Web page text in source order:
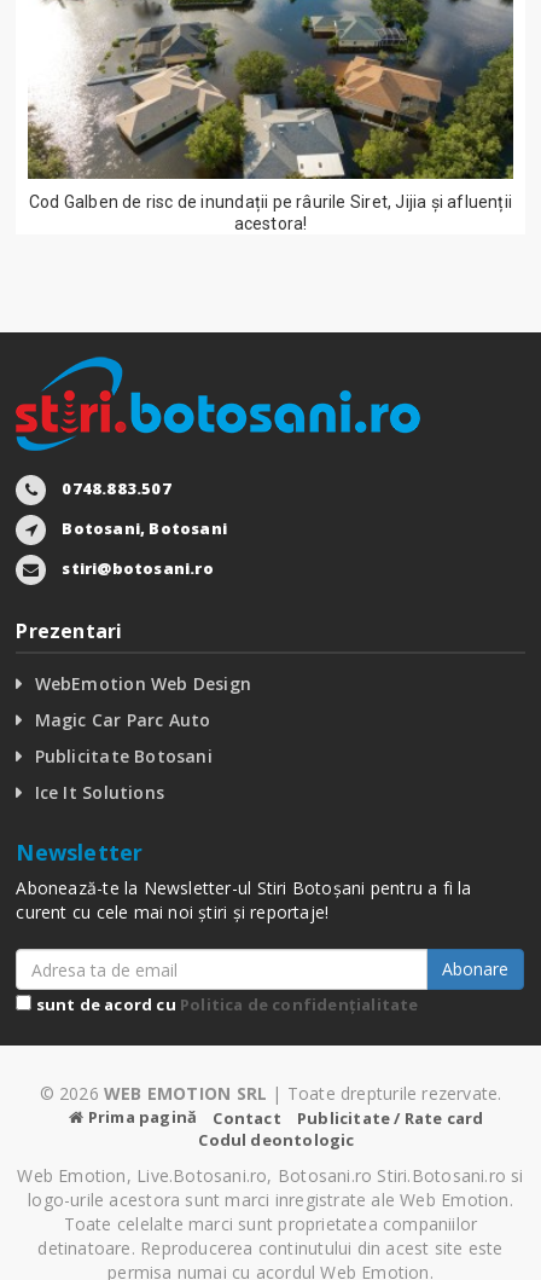
Cod Galben de risc de inundații pe râurile Siret, Jijia și afluenții
acestora!
0748.883.507
Botosani, Botosani
stiri@botosani.ro
Prezentari
WebEmotion Web Design
Magic Car Parc Auto
Publicitate Botosani
Ice It Solutions
Newsletter
Abonează-te la Newsletter-ul Stiri Botoșani pentru a fi la
curent cu cele mai noi știri și reportaje!
Abonare
sunt de acord cu Politica de confidențialitate
© 2026 WEB EMOTION SRL | Toate drepturile rezervate.
Prima pagină Contact
Publicitate / Rate card
Codul deontologic
Web Emotion, Live.Botosani.ro, Botosani.ro Stiri.Botosani.ro si
logo-urile acestora sunt marci inregistrate ale Web Emotion.
Toate celelalte marci sunt proprietatea companiilor
detinatoare. Reproducerea continutului din acest site este
permisa numai cu acordul Web Emotion.